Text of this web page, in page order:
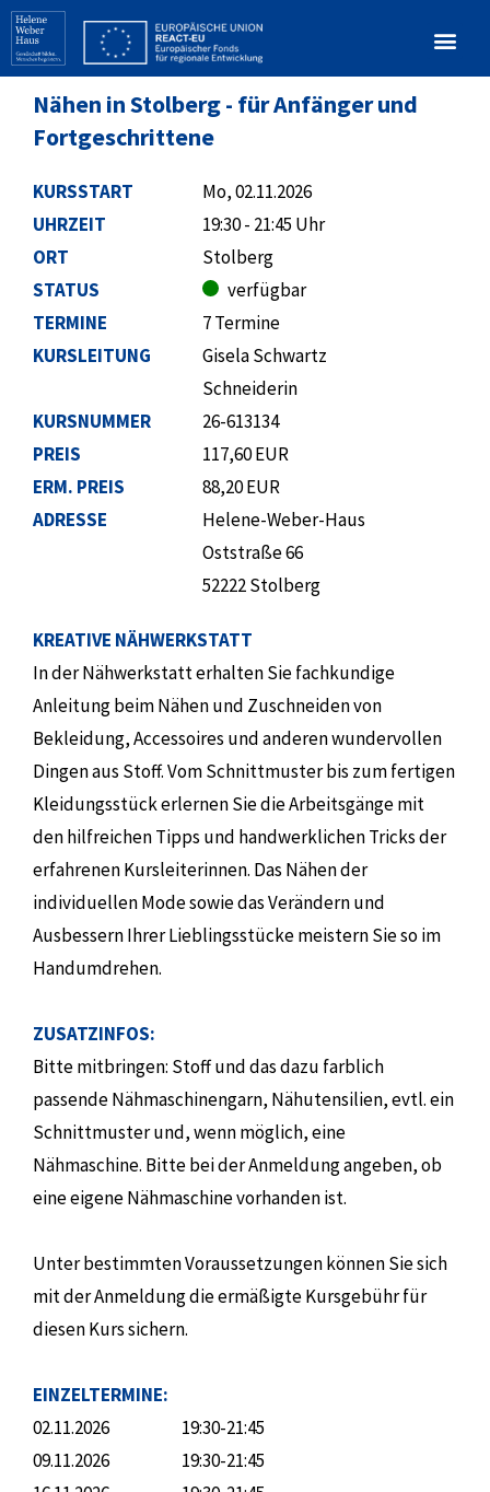
Nähen in Stolberg - für Anfänger und
Fortgeschrittene
KURSSTART
UHRZEIT
ORT
STATUS
TERMINE
Mo, 02.11.2026
19:30 - 21:45 Uhr
Stolberg
verfügbar
7 Termine
KURSLEITUNG
KURSNUMMER
PREIS
ERM. PREIS
ADRESSE
Gisela Schwartz
Schneiderin
26-613134
117,60 EUR
88,20 EUR
Helene-Weber-Haus
Oststraße 66
52222 Stolberg
KREATIVE NÄHWERKSTATT
In der Nähwerkstatt erhalten Sie fachkundige
Anleitung beim Nähen und Zuschneiden von
Bekleidung, Accessoires und anderen wundervollen
Dingen aus Stoff. Vom Schnittmuster bis zum fertigen
Kleidungsstück erlernen Sie die Arbeitsgänge mit
den hilfreichen Tipps und handwerklichen Tricks der
erfahrenen Kursleiterinnen. Das Nähen der
individuellen Mode sowie das Verändern und
Ausbessern Ihrer Lieblingsstücke meistern Sie so im
Handumdrehen.
ZUSATZINFOS:
Bitte mitbringen: Stoff und das dazu farblich
passende Nähmaschinengarn, Nähutensilien, evtl. ein
Schnittmuster und, wenn möglich, eine
Nähmaschine. Bitte bei der Anmeldung angeben, ob
eine eigene Nähmaschine vorhanden ist.
Unter bestimmten Voraussetzungen können Sie sich
mit der Anmeldung die ermäßigte Kursgebühr für
diesen Kurs sichern.
EINZELTERMINE:
02.11.2026
19:30-21:45
09.11.2026
19:30-21:45